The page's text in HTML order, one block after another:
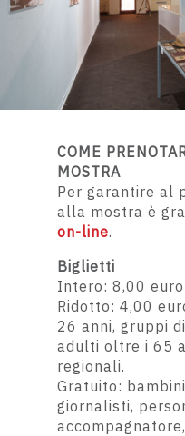
COME
MOSTRA
Per garantire al
alla mostra è
on-line.
Biglietti
Intero: 8,00 euro
Ridotto: 4,00
26 anni, gruppi
adulti oltre i 65
regionali.
Gratuito:
giornalisti,
accompagnatore